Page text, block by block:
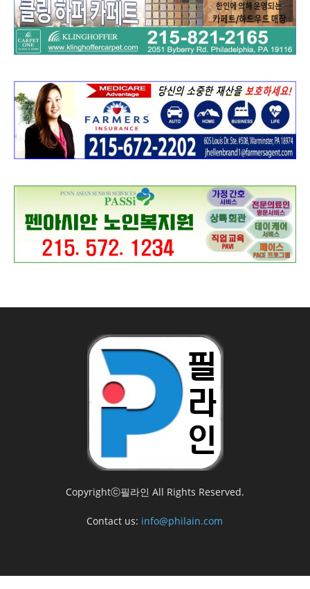
Copyrightⓒ필라인 All Rights Reserved.
Contact us: info@philain.com